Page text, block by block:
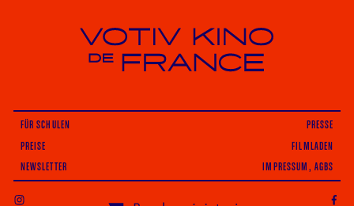
Votiv Kino und Kino De France in Wien
FÜR SCHULEN
PRESSE
PREISE
FILMLADEN
NEWSLETTER IMPRESSUM, AGBS